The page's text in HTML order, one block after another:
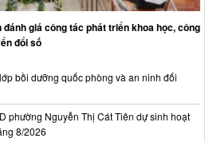
giá công tác phát triển khoa học, công
đổi số
bồi dưỡng quốc phòng và an ninh đối
phường Nguyễn Thị Cát Tiên dự sinh hoạt
8/2026